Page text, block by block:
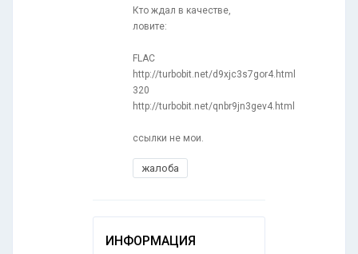
Кто ждал в качестве,
ловите:
FLAC
http://turbobit.net/d9xjc3s7gor4.html
320
http://turbobit.net/qnbr9jn3gev4.html
ссылки не мои.
жалоба
ИНФОРМАЦИЯ